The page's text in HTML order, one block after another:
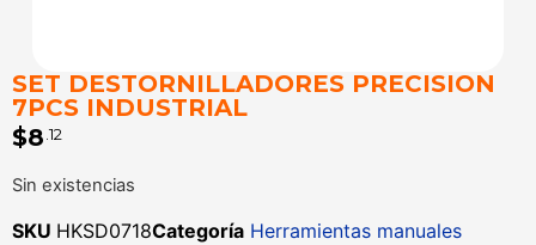
SET DESTORNILLADORES PRECISION
7PCS INDUSTRIAL
$8 .12
Sin existencias
SKU HKSD0718Categoría Herramientas manuales